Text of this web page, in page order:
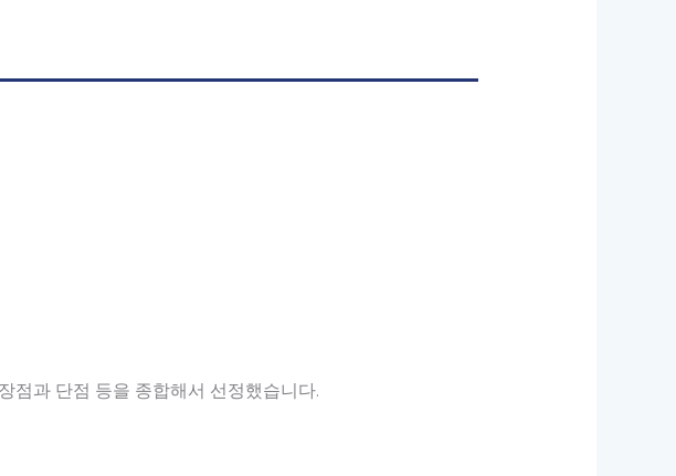
점과 단점 등을 종합해서 선정했습니다.